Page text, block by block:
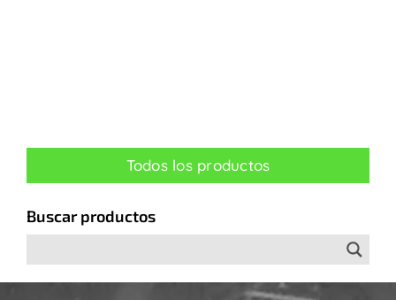
Todos los productos
Buscar productos